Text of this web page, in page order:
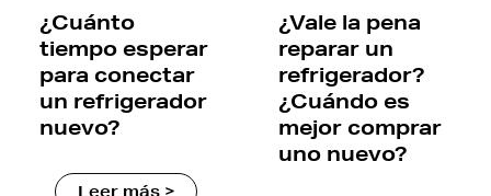
¿Cuánto
tiempo esperar
para conectar
un refrigerador
nuevo?
Leer más >
¿Vale la pena
reparar un
refrigerador?
¿Cuándo es
mejor comprar
uno nuevo?